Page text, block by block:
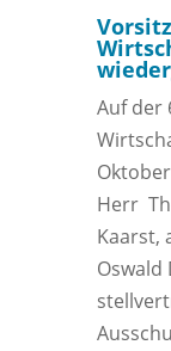
Auf der
Herr
Kaarst,
Oswald